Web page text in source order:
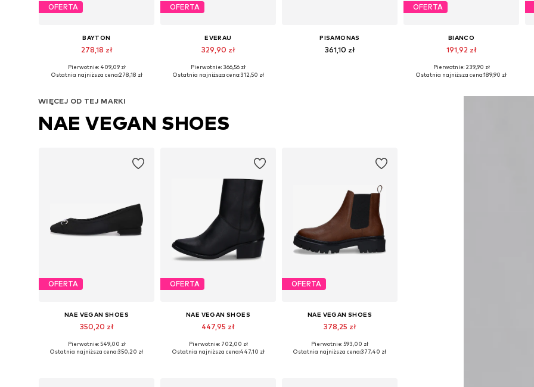
OFERTA
BAYTON
278,18 zł
Pierwotnie: 409,09 zł
Ostatnia najniższa cena:278,18 zł
OFERTA
EVERAU
329,90 zł
Dostępne w różnych rozmiarach
Pierwotnie: 366,56 zł
Ostatnia najniższa cena:312,50 zł
PISAMONAS
361,10 zł
OFERTA
BIANCO
191,92 zł
Pierwotnie: 239,90 zł
Ostatnia najniższa cena:189,90 zł
WIĘCEJ OD TEJ MARKI
NAE VEGAN SHOES
OFERTA
NAE VEGAN SHOES
350,20 zł
Dostępne w różnych rozmiarach
Pierwotnie: 549,00 zł
Ostatnia najniższa cena:350,20 zł
OFERTA
NAE VEGAN SHOES
447,95 zł
Pierwotnie: 702,00 zł
Ostatnia najniższa cena:447,10 zł
OFERTA
NAE VEGAN SHOES
378,25 zł
Dostępne w różnych rozmiarach
Pierwotnie: 593,00 zł
Ostatnia najniższa cena:377,40 zł